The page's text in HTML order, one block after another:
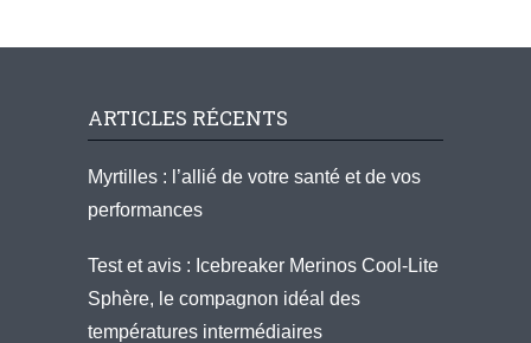
ARTICLES RÉCENTS
Myrtilles : l’allié de votre santé et de vos
performances
Test et avis : Icebreaker Merinos Cool-Lite
Sphère, le compagnon idéal des
températures intermédiaires